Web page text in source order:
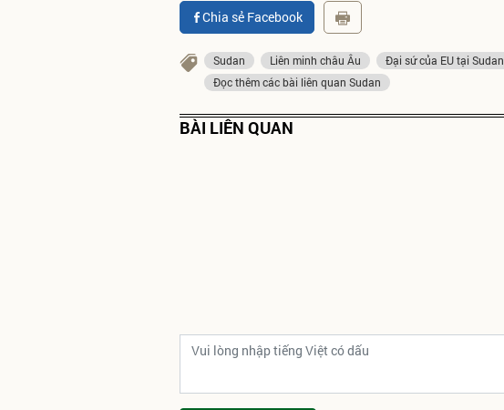
Chia sẻ Facebook
Sudan Liên minh châu Âu Đại sứ của EU tại Sudan
Đọc thêm các bài liên quan Sudan
BÀI LIÊN QUAN